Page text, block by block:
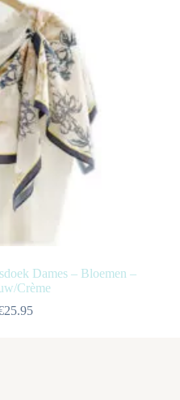
Dames – Bloemen –
Crème
25.95